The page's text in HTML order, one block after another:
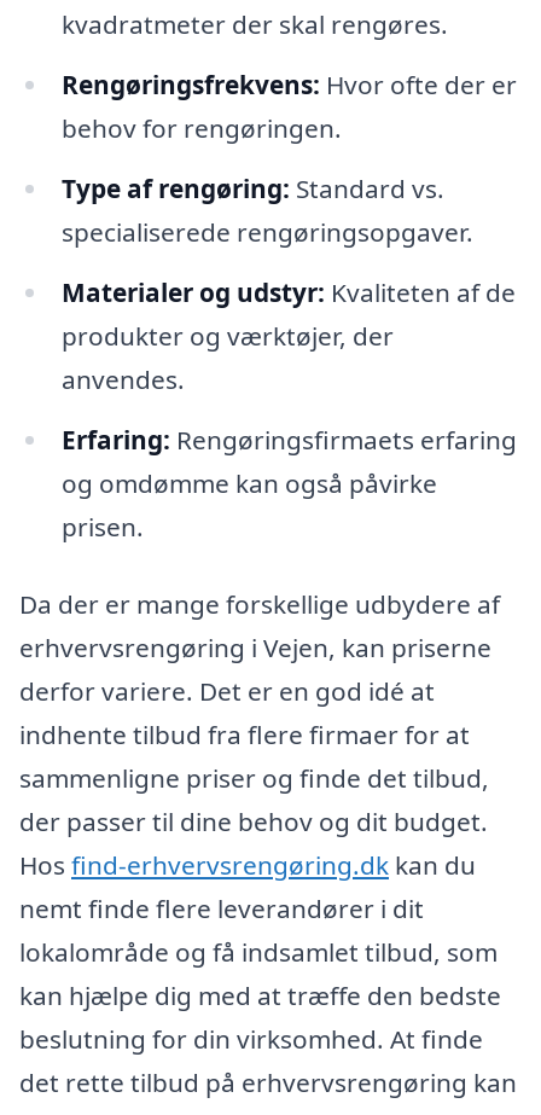
kvadratmeter der skal rengøres.
Rengøringsfrekvens: Hvor ofte der er
behov for rengøringen.
Type af rengøring: Standard vs.
specialiserede rengøringsopgaver.
Materialer og udstyr: Kvaliteten af de
produkter og værktøjer, der
anvendes.
Erfaring: Rengøringsfirmaets erfaring
og omdømme kan også påvirke
prisen.
Da der er mange forskellige udbydere af
erhvervsrengøring i Vejen, kan priserne
derfor variere. Det er en god idé at
indhente tilbud fra flere firmaer for at
sammenligne priser og finde det tilbud,
der passer til dine behov og dit budget.
Hos find-erhvervsrengøring.dk kan du
nemt finde flere leverandører i dit
lokalområde og få indsamlet tilbud, som
kan hjælpe dig med at træffe den bedste
beslutning for din virksomhed. At finde
det rette tilbud på erhvervsrengøring kan